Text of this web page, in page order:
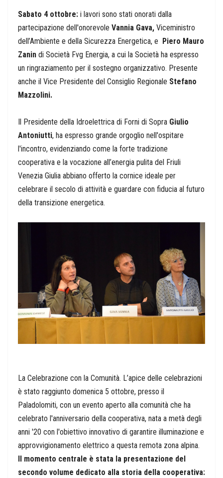
Sabato 4 ottobre: i lavori sono stati onorati dalla
partecipazione dell'onorevole Vannia Gava, Viceministro
dell’Ambiente e della Sicurezza Energetica, e Piero Mauro
Zanin di Società Fvg Energia, a cui la Società ha espresso
un ringraziamento per il sostegno organizzativo. Presente
anche il Vice Presidente del Consiglio Regionale Stefano
Mazzolini.
Il Presidente della Idroelettrica di Forni di Sopra Giulio
Antoniutti, ha espresso grande orgoglio nell'ospitare
l'incontro, evidenziando come la forte tradizione
cooperativa e la vocazione all’energia pulita del Friuli
Venezia Giulia abbiano offerto la cornice ideale per
celebrare il secolo di attività e guardare con fiducia al futuro
della transizione energetica.
La Celebrazione con la Comunità. L’apice delle celebrazioni
è stato raggiunto domenica 5 ottobre, presso il
Paladolomiti, con un evento aperto alla comunità che ha
celebrato l'anniversario della cooperativa, nata a metà degli
anni '20 con l'obiettivo innovativo di garantire illuminazione e
approvvigionamento elettrico a questa remota zona alpina.
Il momento centrale è stata la presentazione del
secondo volume dedicato alla storia della cooperativa: